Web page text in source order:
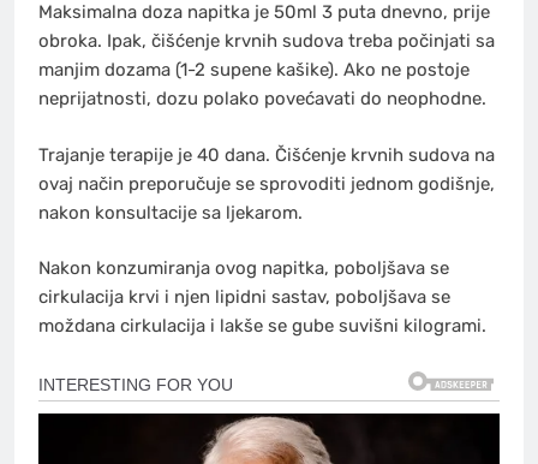
Maksimalna doza napitka je 50ml 3 puta dnevno, prije
obroka. Ipak, čišćenje krvnih sudova treba počinjati sa
manjim dozama (1-2 supene kašike). Ako ne postoje
neprijatnosti, dozu polako povećavati do neophodne.
Trajanje terapije je 40 dana. Čišćenje krvnih sudova na
ovaj način preporučuje se sprovoditi jednom godišnje,
nakon konsultacije sa ljekarom.
Nakon konzumiranja ovog napitka, poboljšava se
cirkulacija krvi i njen lipidni sastav, poboljšava se
moždana cirkulacija i lakše se gube suvišni kilogrami.